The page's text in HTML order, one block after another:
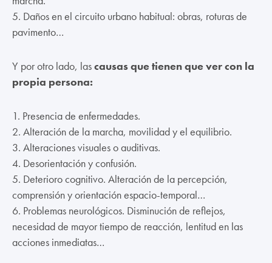
5. Daños en el circuito urbano habitual: obras, roturas de
pavimento…
Y por otro lado, lascausas que tienen que ver con la
propia persona:
1. Presencia de enfermedades.
2. Alteración de la marcha, movilidad y el equilibrio.
3. Alteraciones visuales o auditivas.
4. Desorientación y confusión.
5. Deterioro cognitivo. Alteración de la percepción,
comprensión y orientación espacio-temporal…
6. Problemas neurológicos. Disminución de reflejos,
necesidad de mayor tiempo de reacción, lentitud en las
acciones inmediatas…